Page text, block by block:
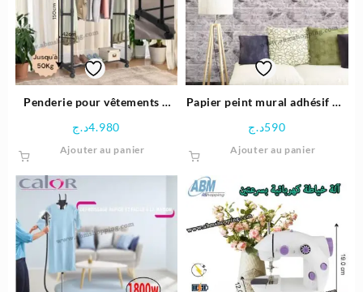
Penderie pour vêtements a
مزدوجة
4.980د.ج
Ajouter au panier
Papier peint mural adhésif 3D
590د.ج
Ajouter au panier